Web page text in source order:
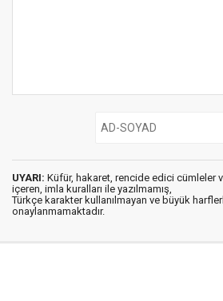
UYARI: Küfür, hakaret, rencide edici cümleler
içeren, imla kuralları ile yazılmamış,
Türkçe karakter kullanılmayan ve büyük
onaylanmamaktadır.